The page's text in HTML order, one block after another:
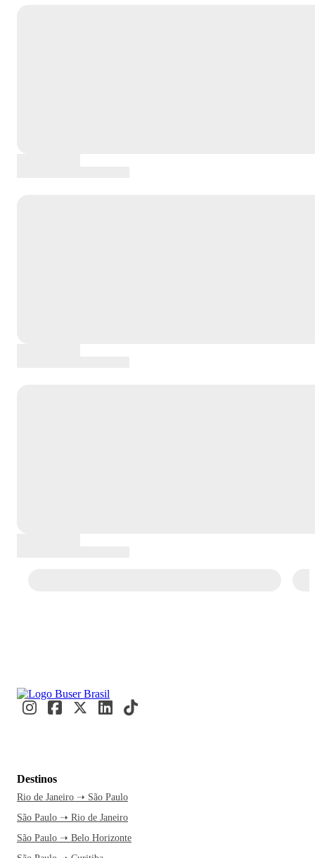
Destinos
Rio de Janeiro ➝ São Paulo
São Paulo ➝ Rio de Janeiro
São Paulo ➝ Belo Horizonte